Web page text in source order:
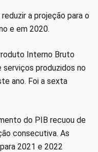
a projeção para o
e em 2020.
Interno Bruto
produzidos no
ano. Foi a sexta
do PIB recuou de
consecutiva. As
2021 e 2022